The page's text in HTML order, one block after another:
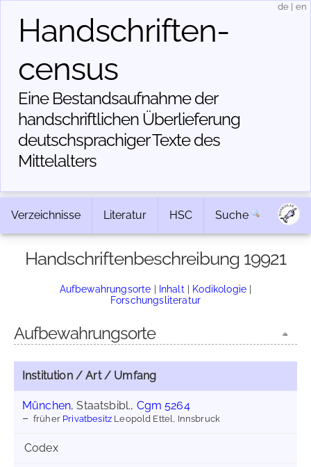
Handschriften­
census
Eine Bestandsaufnahme der
handschriftlichen Über­lieferung
deutschsprachiger Texte des
Mittelalters
de en
Verzeichnisse Literatur HSC Suche
Handschriftenbeschreibung 19921
Aufbewahrungsorte | Inhalt | Kodikologie |
Forschungsliteratur
Aufbewahrungsorte
Institution / Art / Umfang
München, Staatsbibl., Cgm 5264
früher Privatbesitz Leopold Ettel, Innsbruck
Codex